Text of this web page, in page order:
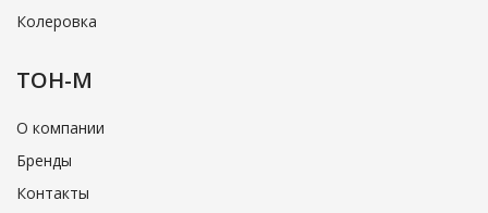
Колеровка
ТОН-М
О компании
Бренды
Контакты